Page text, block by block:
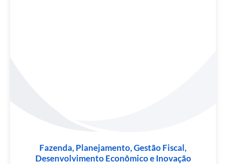
Fazenda, Planejamento, Gestão Fiscal,
Desenvolvimento Econômico e Inovação